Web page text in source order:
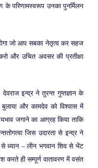
परिणामस्वरूप उनका पुनर्मिलन
जो आप सबका नेतृत्व कर सहज
और उचित अवसर की प्रतीक्षा
इन्द्र ने तुरन्त गुप्तज्ञान के
और कामदेव को विश्वास में
जगाने का आग्रह किया ताकि
जिस उदारता से इन्द्र ने
ध्यान – लीन भगवान शिव से भेंट
ही सम्पूर्ण वातावरण में वसंत